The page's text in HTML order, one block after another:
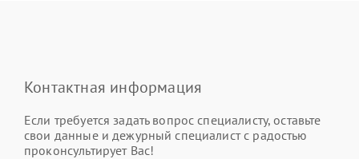
Контактная информация
Если требуется задать вопрос специалисту, оставьте
свои данные и дежурный специалист с радостью
проконсультирует Вас!